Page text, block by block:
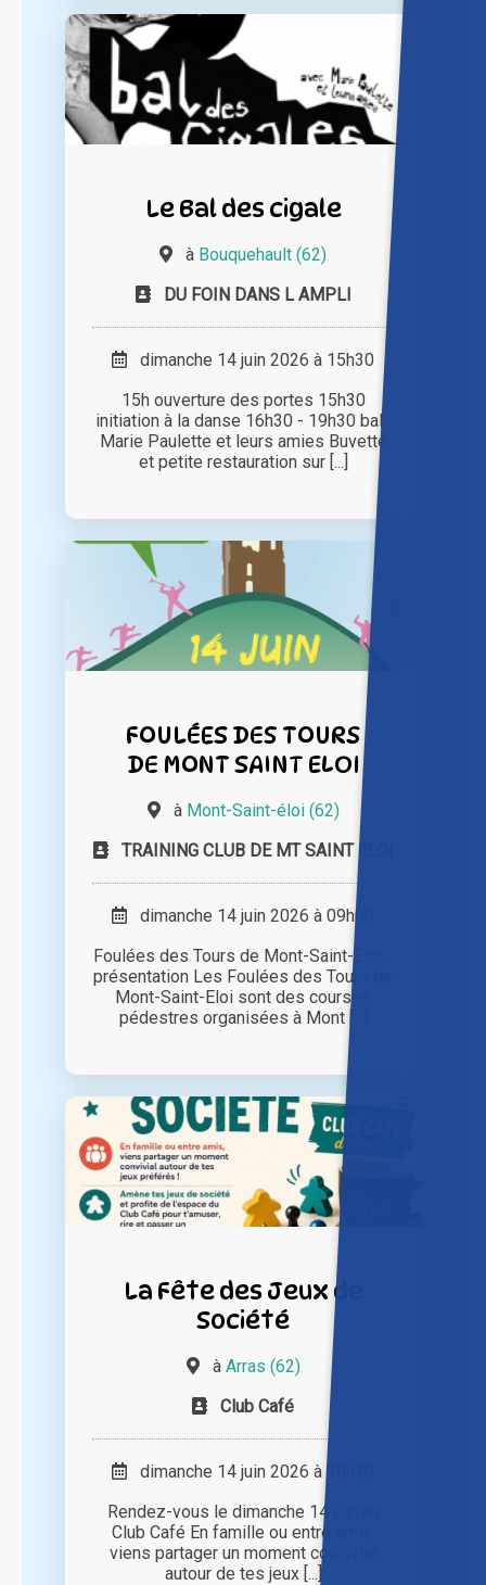
Le Bal des cigale
à Bouquehault (62)
DU FOIN DANS L AMPLI
dimanche 14 juin 2026 à 15h30
15h ouverture des portes 15h30
initiation à la danse 16h30 - 19h30 bal :
Marie Paulette et leurs amies Buvette
et petite restauration sur [...]
FOULÉES DES TOURS
DE MONT SAINT ELOI
à Mont-Saint-éloi (62)
TRAINING CLUB DE MT SAINT ELOI
dimanche 14 juin 2026 à 09h00
Foulées des Tours de Mont-Saint-Eloi -
présentation Les Foulées des Tours de
Mont-Saint-Eloi sont des courses
pédestres organisées à Mont [...]
La Fête des Jeux de
Société
à Arras (62)
Club Café
dimanche 14 juin 2026 à 10h30
Rendez-vous le dimanche 14 juin au
Club Café En famille ou entre amis,
viens partager un moment convivial
autour de tes jeux [...]